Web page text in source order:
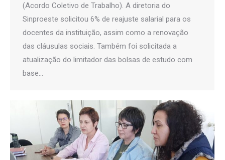
(Acordo Coletivo de Trabalho). A diretoria do
Sinproeste solicitou 6% de reajuste salarial para os
docentes da instituição, assim como a renovação
das cláusulas sociais. Também foi solicitada a
atualização do limitador das bolsas de estudo com
base…